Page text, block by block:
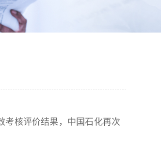
考核评价结果，中国石化再次